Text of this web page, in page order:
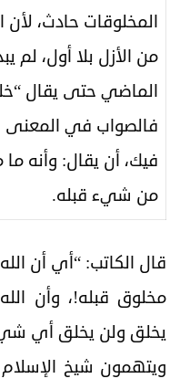
المخلوقات حادث، لأن
من الأزل بلا أول،
الماضي حتى يقال
فالصواب في المعنى
فيك، أن يقال: وأنه
من شيء قبله.
قال الكاتب: “أي أن
مخلوق قبله!، وأن
يخلق ولن يخلق أي
ويتهمون شيخ الإسلام